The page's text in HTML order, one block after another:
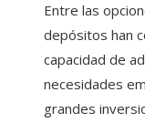
Entre las
depósitos han
capacidad de
necesidades
grandes